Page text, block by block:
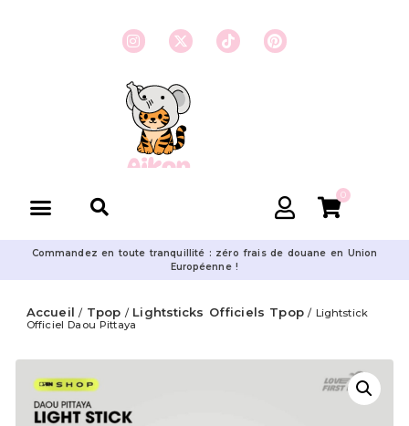
0
Commandez en toute tranquillité : zéro frais de douane en Union
Européenne !
Accueil / Tpop / Lightsticks Officiels Tpop/ Lightstick
Officiel Daou Pittaya